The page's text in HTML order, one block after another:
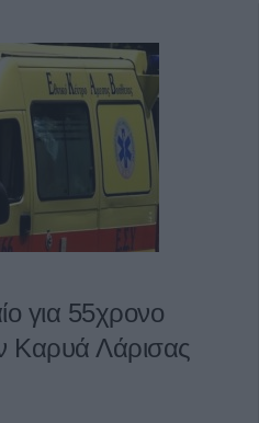
για 55χρονο
Καρυά Λάρισας